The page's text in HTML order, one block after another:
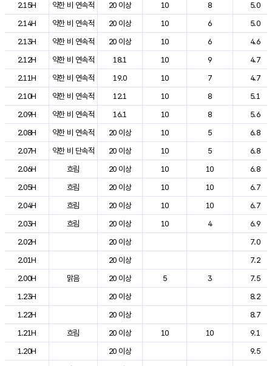
2.15H
약한 비 연속적 20 이상 10 8
5.0
2.14H
약한 비 연속적 20 이상 10 6
5.0
2.13H
약한 비 연속적 20 이상 10 6
4.6
2.12H
약한 비 연속적 18.1 10 9
4.7
2.11H
약한 비 연속적 19.0 10 7
4.7
2.10H
약한 비 연속적 12.1 10 8
5.1
2.09H
약한 비 연속적 16.1 10 8
5.6
2.08H
약한 비 연속적 20 이상 10 5
6.8
2.07H
약한 비 단속적 20 이상 10 5
6.8
2.06H
흐림 20 이상 10 10
6.8
2.05H
흐림 20 이상 10 10
6.7
2.04H
흐림 20 이상 10 10
6.7
2.03H
흐림 20 이상 10 4
6.9
2.02H
20 이상
7.0
2.01H
20 이상
7.2
2.00H
맑음 20 이상 5 3
7.5
1.23H
20 이상
8.2
1.22H
20 이상
8.7
1.21H
흐림 20 이상 10 10
9.1
1.20H
20 이상
9.5